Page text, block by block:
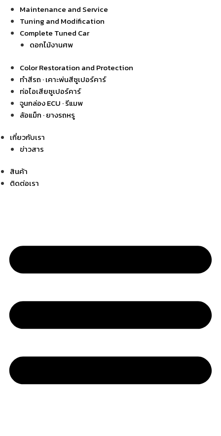
Maintenance and Service
Tuning and Modification
Complete Tuned Car
ดอกไม้งานศพ
Color Restoration and Protection
ทำสีรถ · เคาะพ่นสีซูเปอร์คาร์
ท่อไอเสียซูเปอร์คาร์
จูนกล่อง ECU · รีแมพ
ล้อแม็ก · ยางรถหรู
เกี่ยวกับเรา
ข่าวสาร
สินค้า
ติดต่อเรา